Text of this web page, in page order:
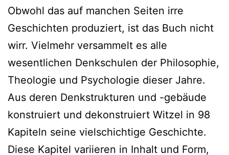
Obwohl das auf manchen Seiten irre
Geschichten produziert, ist das Buch nicht
wirr. Vielmehr versammelt es alle
wesentlichen Denkschulen der Philosophie,
Theologie und Psychologie dieser Jahre.
Aus deren Denkstrukturen und -gebäude
konstruiert und dekonstruiert Witzel in 98
Kapiteln seine vielschichtige Geschichte.
Diese Kapitel variieren in Inhalt und Form,